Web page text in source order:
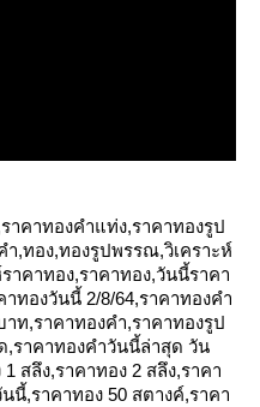
าคาทองคำแท่ง,ราคาทองรูป
,ทอง,ทองรูปพรรณ,วิเคราะห์
าคาทอง,ราคาทอง,วันนี้ราคา
าทองวันนี้ 2/8/64,ราคาทองคํา
ท,ราคาทองคํา,ราคาทองรูป
ราคาทองคําวันนี้ล่าสุด วัน
สลึง,ราคาทอง 2 สลึง,ราคา
นี้,ราคาทอง 50 สตางค์,ราคา